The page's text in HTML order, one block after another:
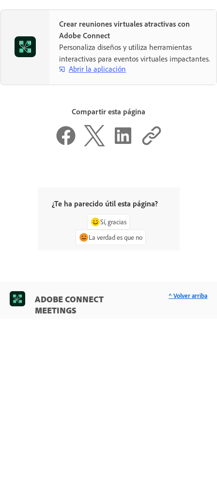
Crear reuniones virtuales atractivas con
Adobe Connect
Personaliza diseños y utiliza herramientas
interactivas para eventos virtuales impactantes.
Abrir la aplicación
Compartir esta página
¿Te ha parecido útil esta página?
Sí, gracias
La verdad es que no
ADOBE CONNECT
MEETINGS
^ Volver arriba